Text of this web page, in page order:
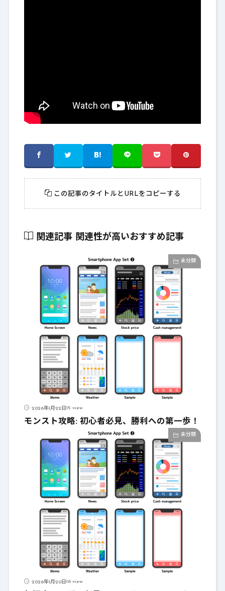
この記事のタイトルとURLをコピーする
関連記事 関連性が高いおすすめ記事
未分類
2026年1月22日15 view
モンスト攻略: 初心者必見、勝利への第一歩！
未分類
2026年1月20日16 view